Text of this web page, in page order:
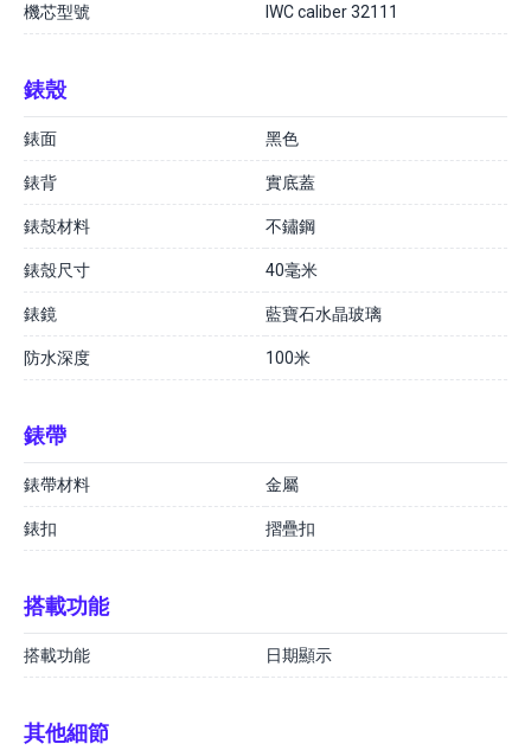
機芯型號 IWC caliber 32111
錶殼
錶面 黑色
錶背 實底蓋
錶殼材料 不鏽鋼
錶殼尺寸 40毫米
錶鏡 藍寶石水晶玻璃
防水深度 100米
錶帶
錶帶材料 金屬
錶扣 摺疊扣
搭載功能
搭載功能 日期顯示
其他細節